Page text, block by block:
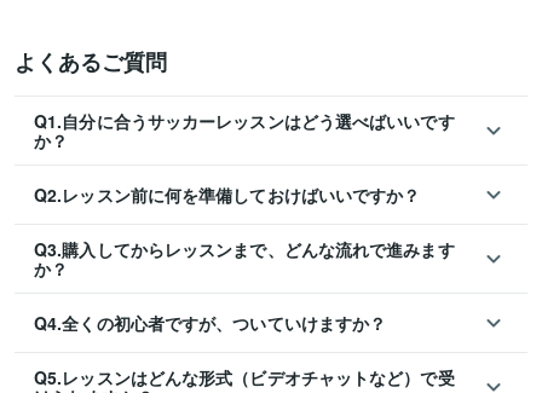
よくあるご質問
Q1.自分に合うサッカーレッスンはどう選べばいいです
か？
Q2.レッスン前に何を準備しておけばいいですか？
Q3.購入してからレッスンまで、どんな流れで進みます
か？
Q4.全くの初心者ですが、ついていけますか？
Q5.レッスンはどんな形式（ビデオチャットなど）で受